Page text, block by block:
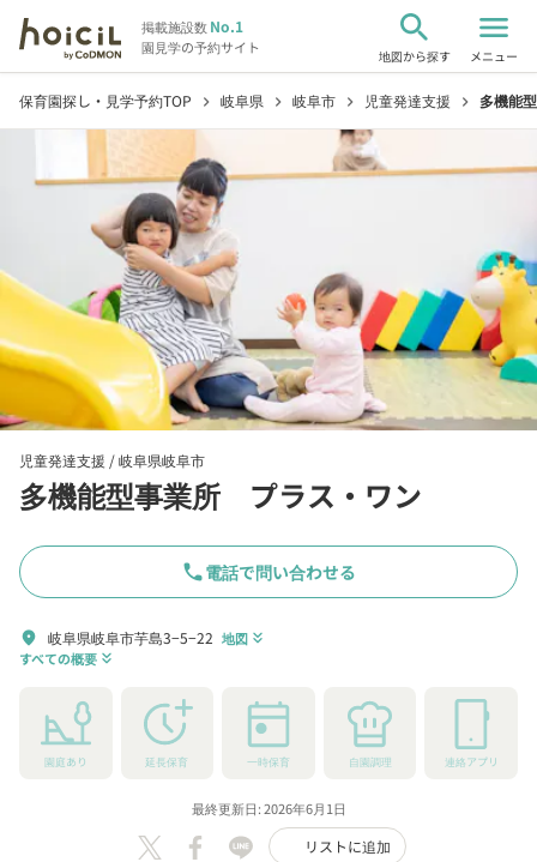
掲載施設数No.1
園見学の予約サイト
search
地図から探す
menu
メニュー
保育園探し・見学予約TOP chevron_right 岐阜県 chevron_right 岐阜市 chevron_right 児童発達支援 chevron_right 多機能
児童発達支援 /岐阜県岐阜市
多機能型事業所 プラス・ワン
phone電話で問い合わせる
location_on 岐阜県岐阜市芋島3−5−22 地図 keyboard_double_arrow_down
すべての概要 keyboard_double_arrow_down
園庭あり 延長保育 一時保育 自園調理 連絡アプリ
最終更新日: 2026年6月1日
リストに追加